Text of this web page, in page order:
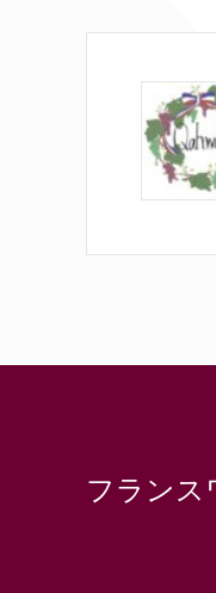
フランス